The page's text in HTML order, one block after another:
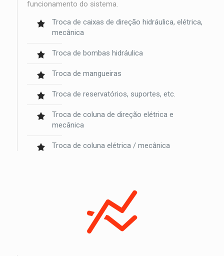
funcionamento do sistema.
Troca de caixas de direção hidráulica, elétrica,
mecânica
Troca de bombas hidráulica
Troca de mangueiras
Troca de reservatórios, suportes, etc.
Troca de coluna de direção elétrica e
mecânica
Troca de coluna elétrica / mecânica